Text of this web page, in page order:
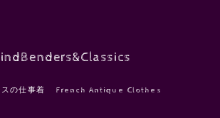
スの仕事着 French Antique Clothes